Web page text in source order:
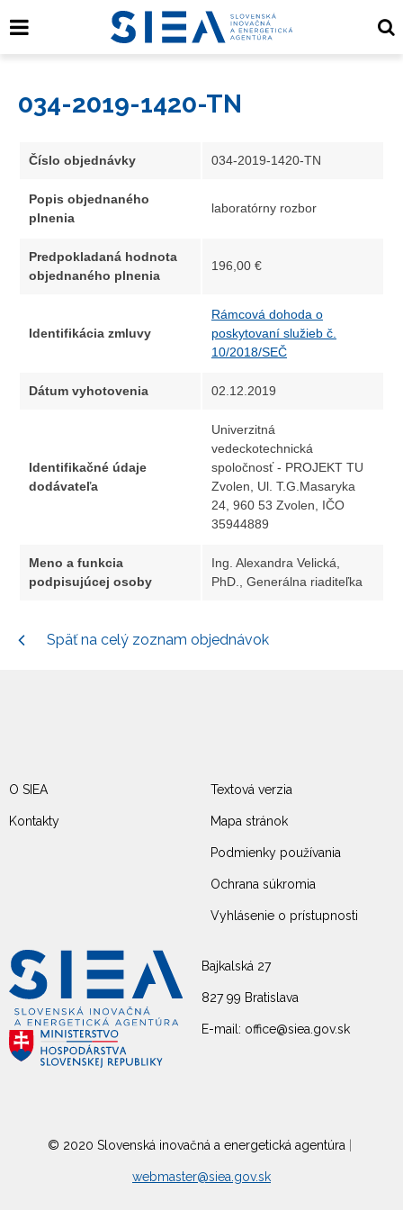
034-2019-1420-TN
Číslo objednávky 034-2019-1420-TN
Popis objednaného
plnenia
laboratórny rozbor
Predpokladaná hodnota
objednaného plnenia
196,00 €
Identifikácia zmluvy
Rámcová dohoda o
poskytovaní služieb č.
10/2018/SEČ
Dátum vyhotovenia 02.12.2019
Identifikačné údaje
dodávateľa
Univerzitná
vedeckotechnická
spoločnosť - PROJEKT TU
Zvolen, Ul. T.G.Masaryka
24, 960 53 Zvolen, IČO
35944889
Meno a funkcia
podpisujúcej osoby
Ing. Alexandra Velická,
PhD., Generálna riaditeľka
Späť na celý zoznam objednávok
Bajkalská 27
827 99 Bratislava
E-mail: office@siea.gov.sk
O SIEA
Kontakty
Textová verzia
Mapa stránok
Podmienky používania
Ochrana súkromia
Vyhlásenie o prístupnosti
© 2020 Slovenská inovačná a energetická agentúra
webmaster@siea.gov.sk